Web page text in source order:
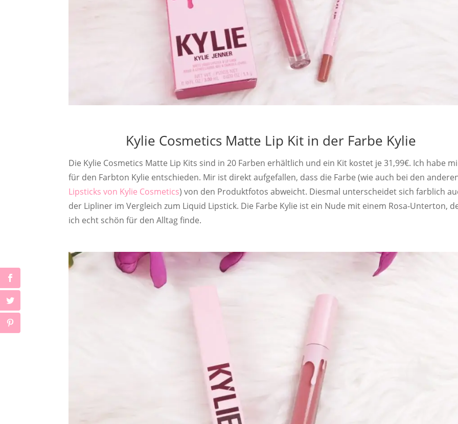
Kylie Cosmetics Matte Lip Kit in der Farbe Kylie
Die Kylie Cosmetics Matte Lip Kits sind in 20 Farben erhältlich und ein Kit kostet je 31,99€. Ich habe
für den Farbton Kylie entschieden. Mir ist direkt aufgefallen, dass die Farbe (wie auch bei den
Lipsticks von Kylie Cosmetics) von den Produktfotos abweicht. Diesmal unterscheidet sich farblich
der Lipliner im Vergleich zum Liquid Lipstick. Die Farbe Kylie ist ein Nude mit einem Rosa-Unterton,
ich echt schön für den Alltag finde.